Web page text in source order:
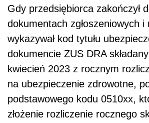
Gdy przedsiębiorca zakończył
dokumentach zgłoszeniowych i
wykazywał kod tytułu
dokumencie ZUS DRA
kwiecień 2023 z rocznym
na ubezpieczenie zdrowotne,
podstawowego kodu 0510xx,
złożenie rozliczenie rocznego